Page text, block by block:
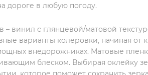
дороге в любую погоду.
винил с глянцевой/матовой
варианты колеровки, начиная
внедорожниках. Матовые
блеском. Выбирая оклейку